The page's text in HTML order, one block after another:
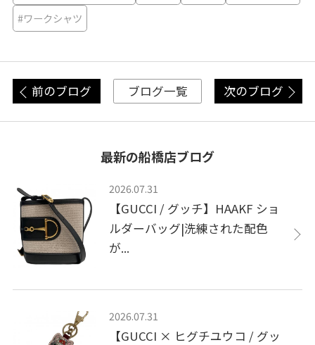
#ワークシャツ
前のブログ ブログ一覧 次のブログ
最新の船橋店ブログ
2026.07.31
【GUCCI / グッチ】HAAKF ショ
ルダーバッグ|洗練された配色
が...
2026.07.31
【GUCCI × ヒグチユウコ / グッ